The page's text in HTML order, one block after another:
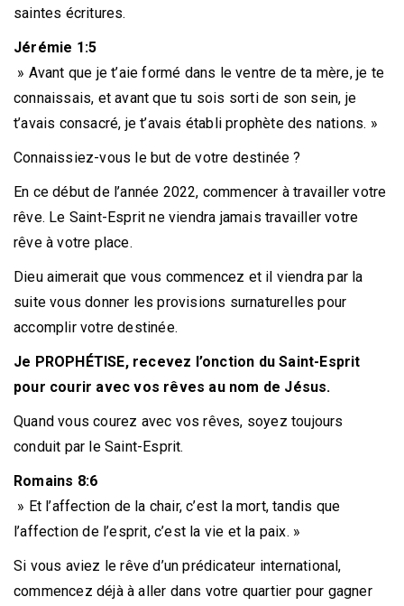
saintes écritures.
Jérémie 1:5
» Avant que je t’aie formé dans le ventre de ta mère, je te
connaissais, et avant que tu sois sorti de son sein, je
t’avais consacré, je t’avais établi prophète des nations. »
Connaissiez-vous le but de votre destinée ?
En ce début de l’année 2022, commencer à travailler votre
rêve. Le Saint-Esprit ne viendra jamais travailler votre
rêve à votre place.
Dieu aimerait que vous commencez et il viendra par la
suite vous donner les provisions surnaturelles pour
accomplir votre destinée.
Je PROPHÉTISE, recevez l’onction du Saint-Esprit
pour courir avec vos rêves au nom de Jésus.
Quand vous courez avec vos rêves, soyez toujours
conduit par le Saint-Esprit.
Romains 8:6
» Et l’affection de la chair, c’est la mort, tandis que
l’affection de l’esprit, c’est la vie et la paix. »
Si vous aviez le rêve d’un prédicateur international,
commencez déjà à aller dans votre quartier pour gagner